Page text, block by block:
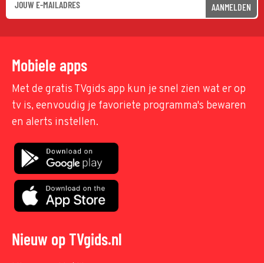
AANMELDEN
Mobiele apps
Met de gratis TVgids app kun je snel zien wat er op
tv is, eenvoudig je favoriete programma's bewaren
en alerts instellen.
Nieuw op TVgids.nl